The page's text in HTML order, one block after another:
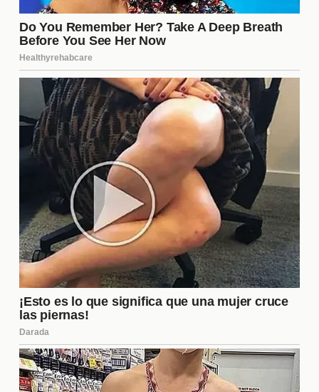
¿Cuál es el futuro inmediato del
Sevilla FC?
El futuro inmediato del Sevilla FC depende de
varios factores, incluyendo la estabilidad financiera
y el rendimiento deportivo. Con la permanencia de
Vlachodimos, el equipo tiene una base sólida, pero
necesita abordar la fuga de patrocinadores para
asegurar su viabilidad a largo plazo. La dirección
del club debe trabajar en conjunto con el cuerpo
técnico y los jugadores para crear un ambiente que
fomente el éxito y recupere la confianza de los
aficionados y socios comerciales.